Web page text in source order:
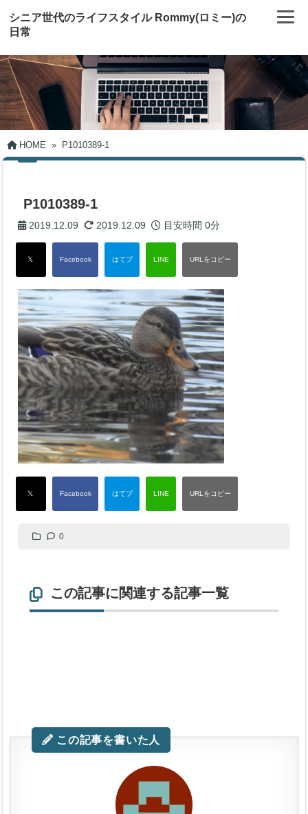
シニア世代のライフスタイル Rommy(ロミー)の
日常
HOME » P1010389-1
P1010389-1
2019.12.09 2019.12.09 目安時間0分
0
この記事に関連する記事一覧
この記事を書いた人